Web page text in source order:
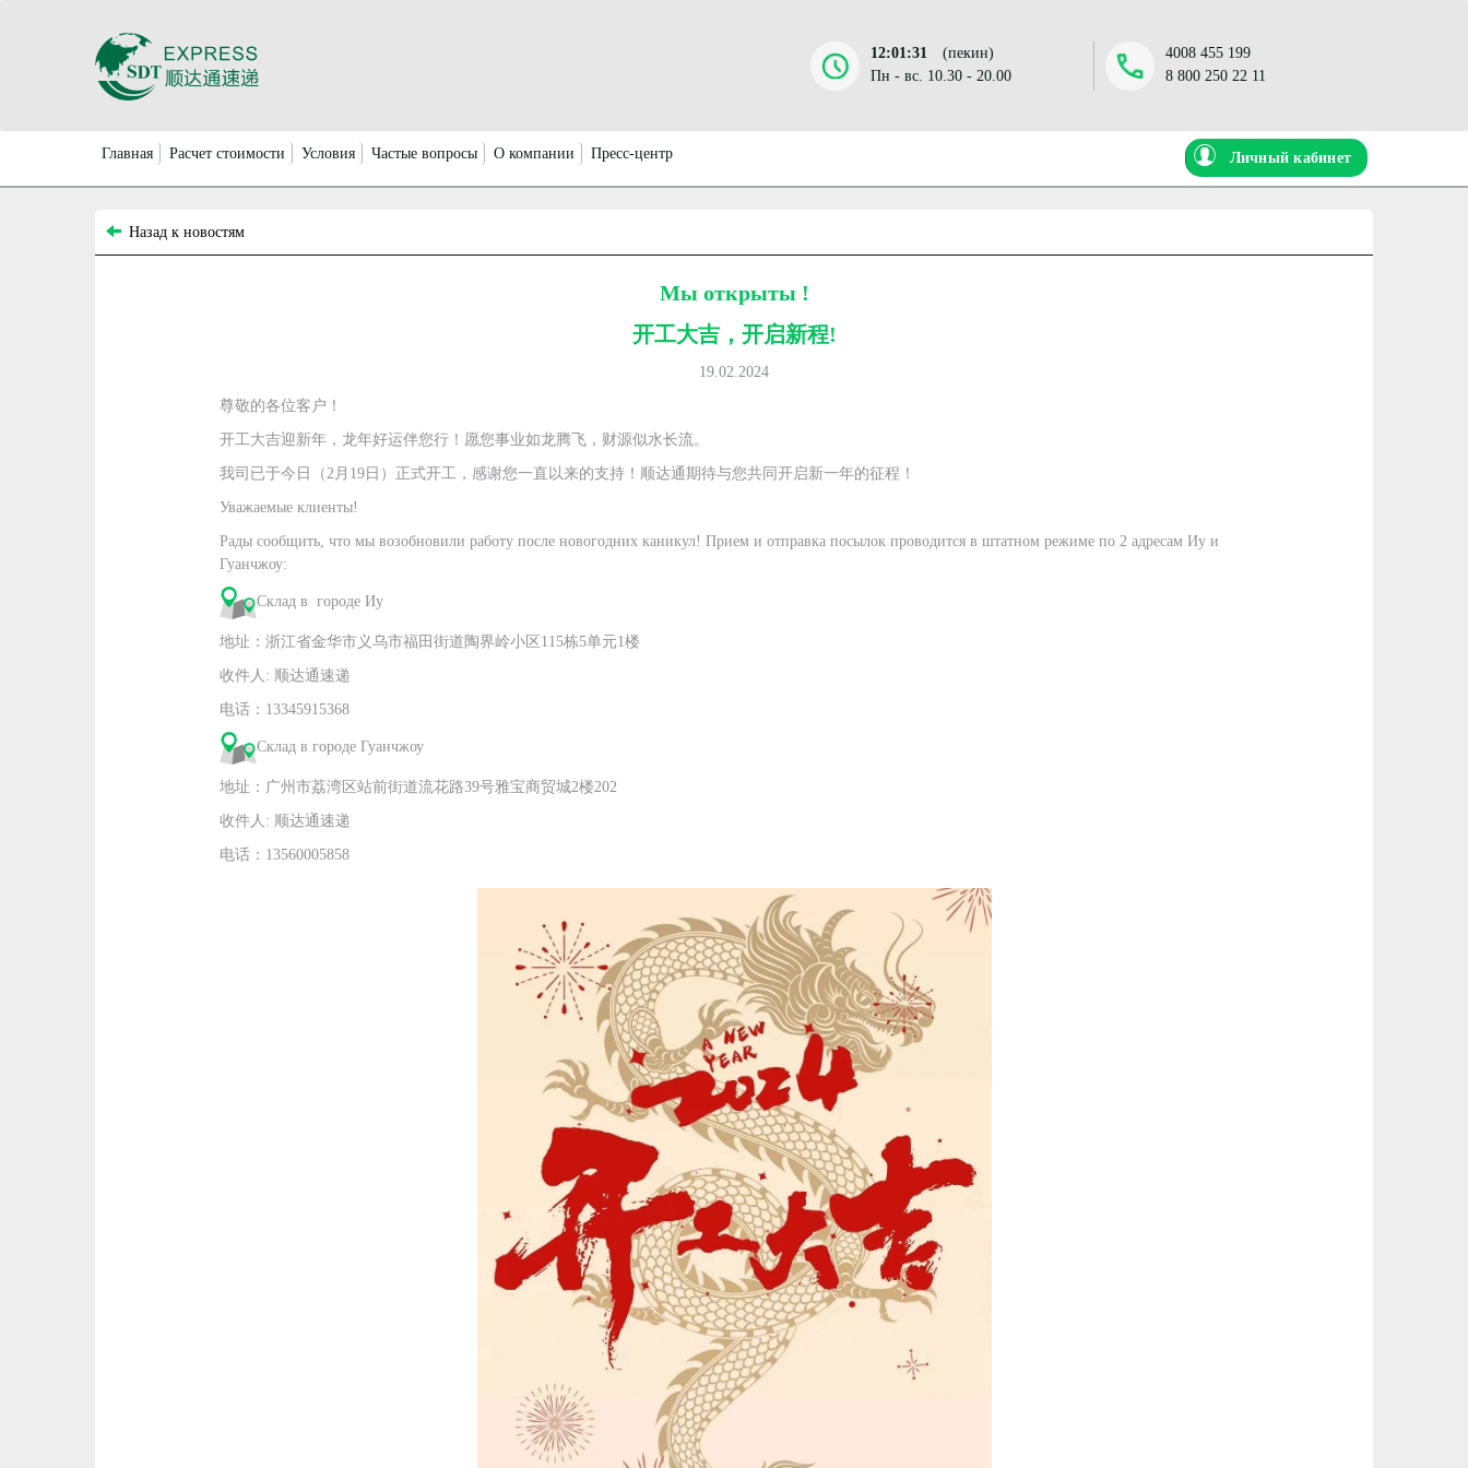
12:01:31(пекин)
Пн - вс. 10.30 - 20.00
4008 455 199
8 800 250 22 11
Главная Расчет стоимости Условия Частые вопросы О компании Пресс-центр Личный кабинет
Назад к новостям
Мы открыты !
开工大吉，开启新程!
19.02.2024
尊敬的各位客户！
开工大吉迎新年，龙年好运伴您行！愿您事业如龙腾飞，财源似水长流。
我司已于今日（2月19日）正式开工，感谢您一直以来的支持！顺达通期待与您共同开启新一年的征程！
Уважаемые клиенты!
Рады сообщить, что мы возобновили работу после новогодних каникул! Прием и отправка посылок проводится в штатном режиме по 2 адресам Иу и
Гуанчжоу:
Cклад в городе Иу
地址：浙江省金华市义乌市福田街道陶界岭小区115栋5单元1楼
收件人: 顺达通速递
电话：13345915368
Склад в городе Гуанчжоу
地址：广州市荔湾区站前街道流花路39号雅宝商贸城2楼202
收件人: 顺达通速递
电话：13560005858